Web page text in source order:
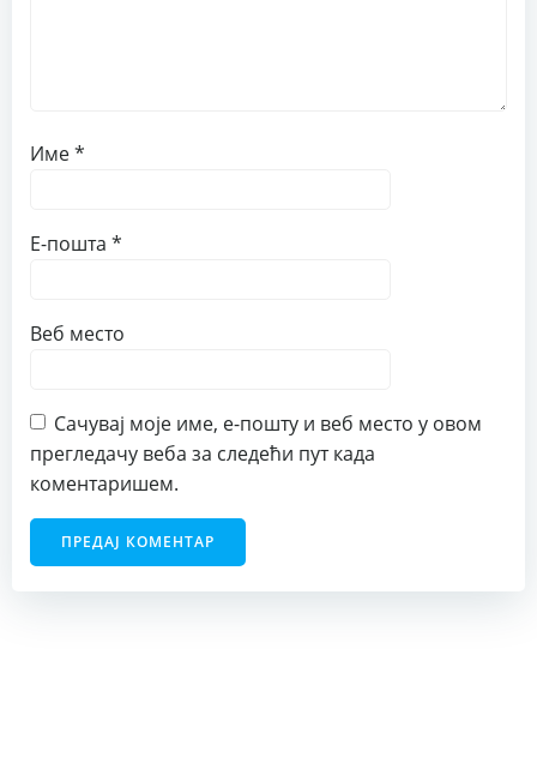
Име*
Е-пошта *
Веб место
Сачувај моје име, е-пошту и веб место у овом
прегледачу веба за следећи пут када
коментаришем.